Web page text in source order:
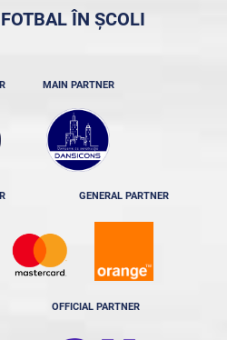
ÎN ȘCOLI
MAIN PARTNER
GENERAL PARTNER
OFFICIAL PARTNER